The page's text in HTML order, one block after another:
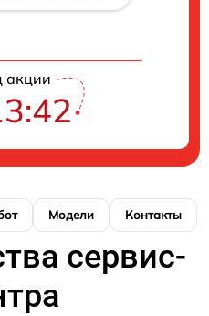
акции
Модели Контакты
сервис-